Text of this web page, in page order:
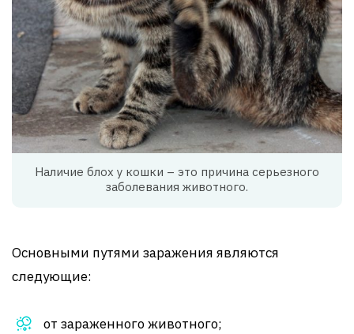
Наличие блох у кошки – это причина серьезного
заболевания животного.
Основными путями заражения являются
следующие:
от зараженного животного;